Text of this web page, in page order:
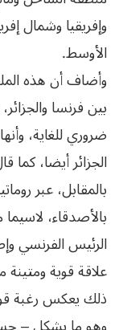
وإفريقيا وشمال
الأوسط.
وأضاف أن هذه
بين فرنسا
ضروري للغاية،
الجزائر أيضا، كما
بالمقابل، عبر
بالأصدقاء،
الرئيس الفرنسي
علاقة قوية ومتينة
ذلك يعكس رغبة